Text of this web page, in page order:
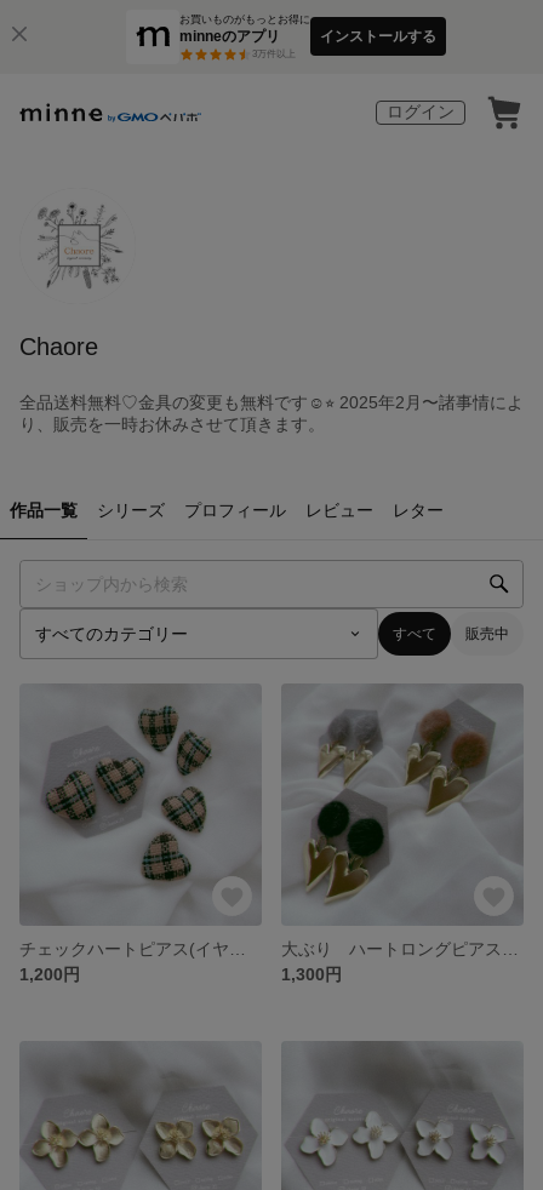
お買いものがもっとお得に
minneのアプリ
3万件以上
インストールする
ログイン
Chaore
全品送料無料♡金具の変更も無料です☺︎⭐︎ 2025年2月〜諸事情によ
り、販売を一時お休みさせて頂きます。
作品一覧 シリーズ プロフィール レビュー レター
すべて 販売中
1,200円
1,300円